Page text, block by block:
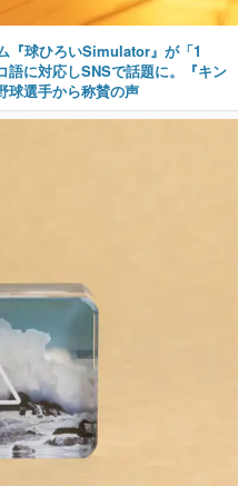
『球ひろいSimulator』が「1
語に対応しSNSで話題に。『キン
球選手から称賛の声